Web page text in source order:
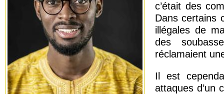
c’était des
Dans certains
illégales de
des
réclamaient
Il est
attaques d’un